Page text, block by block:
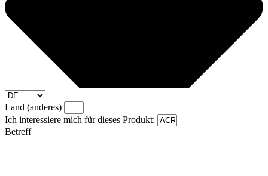
Land (anderes)
Ich interessiere mich für dieses Produkt:
Betreff